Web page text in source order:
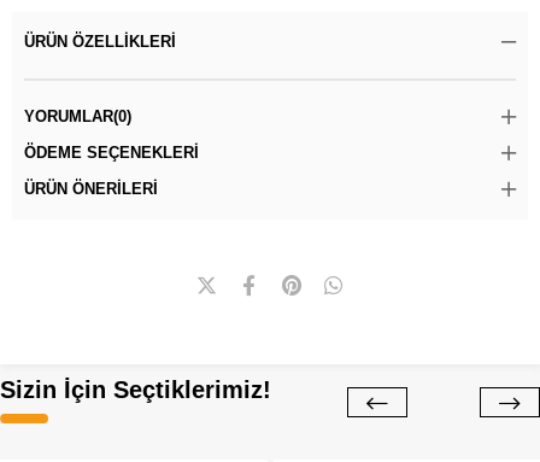
ÜRÜN ÖZELLIKLERI
YORUMLAR(0)
ÖDEME SEÇENEKLERI
ÜRÜN ÖNERILERI
Sizin İçin Seçtiklerimiz!